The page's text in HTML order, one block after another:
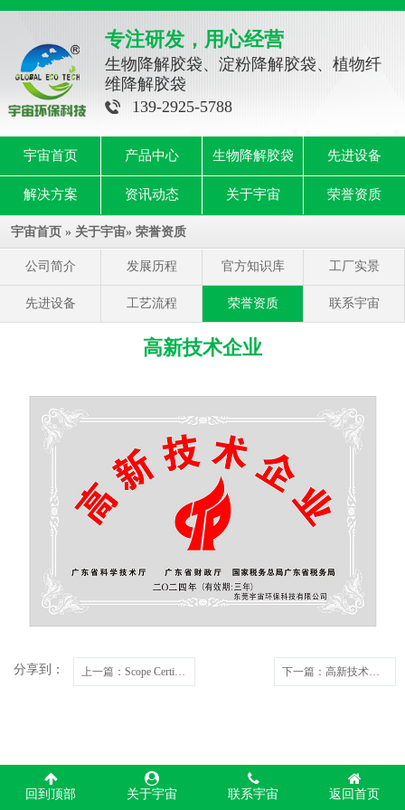
专注研发，用心经营
生物降解胶袋、淀粉降解胶袋、植物纤
维降解胶袋
139-2925-5788
宇宙首页 产品中心 生物降解胶袋 先进设备
解决方案 资讯动态 关于宇宙 荣誉资质
宇宙首页 » 关于宇宙» 荣誉资质
公司简介 发展历程 官方知识库 工厂实景
先进设备 工艺流程 荣誉资质 联系宇宙
高新技术企业
分享到： 上一篇 ：Scope Certificate-GRS证书 下一篇 ：高新技术企业
回到顶部 关于宇宙 联系宇宙 返回首页